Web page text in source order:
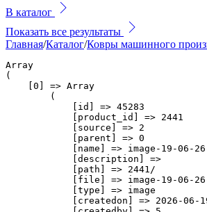
В каталог
Показать все результаты
Главная/Каталог/Ковры машинного
Array
(
    [0] => Array
        (
            [id] => 45283
            [product_id] => 2441
            [source] => 2
            [parent] => 0
[name] => image-19-06-
            [description] =>
            [path] => 2441/
[file] => image-19-06-
            [type] => image
[createdon] => 2026-06-